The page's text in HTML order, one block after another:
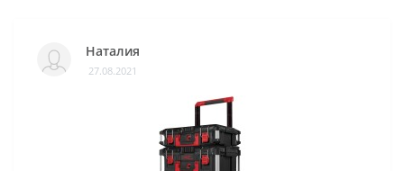
Наталия
27.08.2021